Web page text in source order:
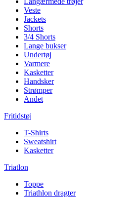
Veste
Jackets
Shorts
3/4 Shorts
Lange bukser
Undertøj
Varmere
Kasketter
Handsker
Strømper
Andet
Fritidstøj
T-Shirts
Sweatshirt
Kasketter
Triatlon
Toppe
Triathlon dragter